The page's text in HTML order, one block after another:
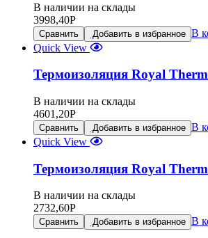
В наличии на склады
3998,40Р
Сравнить Добавить в избранное В
Quick View
Термоизоляция Royal
В наличии на склады
4601,20Р
Сравнить Добавить в избранное В
Quick View
Термоизоляция Royal
В наличии на склады
2732,60Р
Сравнить Добавить в избранное В